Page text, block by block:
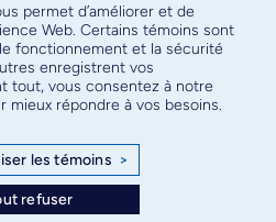
notre infolettre
facultaire
permet d’améliorer et de
Web. Certains témoins sont
fonctionnement et la sécurité
enregistrent vos
tout, vous consentez à notre
mieux répondre à vos besoins.
les témoins >
refuser